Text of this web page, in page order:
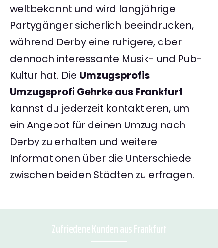
weltbekannt und wird langjährige
Partygänger sicherlich beeindrucken,
während Derby eine ruhigere, aber
dennoch interessante Musik- und Pub-
Kultur hat. Die Umzugsprofis
Umzugsprofi Gehrke aus Frankfurt
kannst du jederzeit kontaktieren, um
ein Angebot für deinen Umzug nach
Derby zu erhalten und weitere
Informationen über die Unterschiede
zwischen beiden Städten zu erfragen.
Zufriedene Kunden aus Frankfurt